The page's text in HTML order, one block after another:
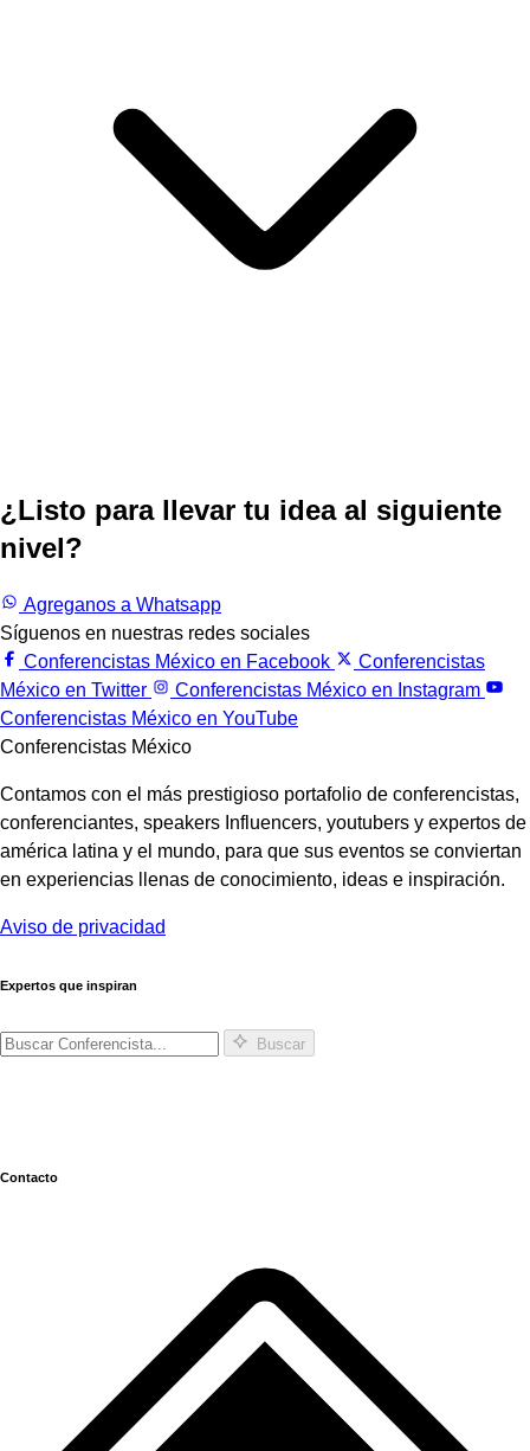
¿Listo para llevar tu idea al siguiente
nivel?
Agreganos a Whatsapp
Síguenos en nuestras redes sociales
Conferencistas México en Facebook
Conferencistas
México en Twitter
Conferencistas México en Instagram
Conferencistas México en YouTube
Conferencistas México
Contamos con el más prestigioso portafolio de conferencistas,
conferenciantes, speakers Influencers, youtubers y expertos de
américa latina y el mundo, para que sus eventos se conviertan
en experiencias llenas de conocimiento, ideas e inspiración.
Aviso de privacidad
Expertos que inspiran
Buscar
Contacto